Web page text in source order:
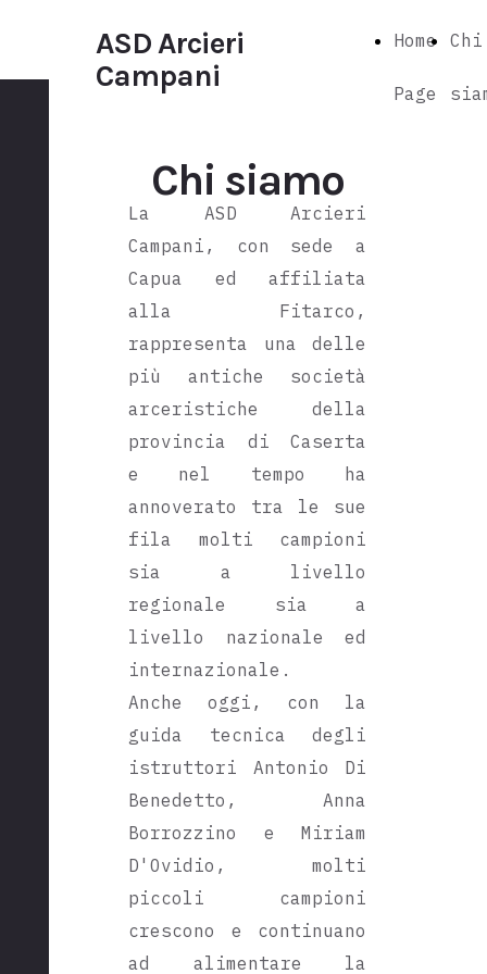
Home
Page
Chi
ASD Arcieri
Campani
Chi siamo
La ASD Arcieri
Campani, con sede a
Capua ed affiliata
alla Fitarco,
rappresenta una delle
più antiche società
arceristiche della
provincia di Caserta
e nel tempo ha
annoverato tra le sue
fila molti campioni
sia a livello
regionale sia a
livello nazionale ed
internazionale.
Anche oggi, con la
guida tecnica degli
istruttori Antonio Di
Benedetto, Anna
Borrozzino e Miriam
D'Ovidio, molti
piccoli campioni
crescono e continuano
ad alimentare la